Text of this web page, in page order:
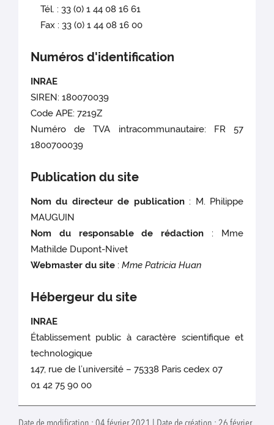
Tél. : 33 (0) 1 44 08 16 61
Fax : 33 (0) 1 44 08 16 00
Numéros d'identification
INRAE
SIREN: 180070039
Code APE: 7219Z
Numéro de TVA intracommunautaire: FR 57
1800700039
Publication du site
Nom du directeur de publication: M. Philippe
MAUGUIN
Nom du responsable de rédaction : Mme
Mathilde Dupont-Nivet
Webmaster du site : Mme Patricia Huan
Hébergeur du site
INRAE
Établissement public à caractère scientifique et
technologique
147, rue de l’université – 75338 Paris cedex 07
01 42 75 90 00